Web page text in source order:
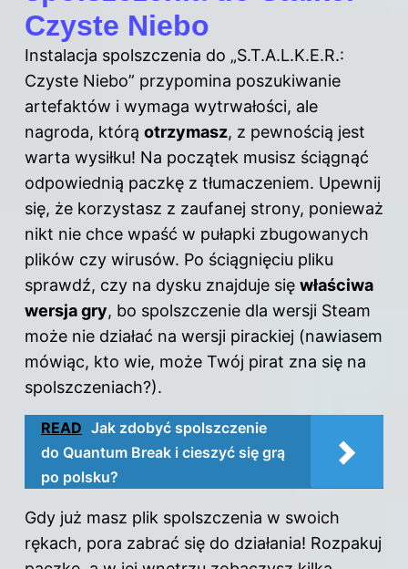
Czyste Niebo
Instalacja spolszczenia do „S.T.A.L.K.E.R.:
Czyste Niebo” przypomina poszukiwanie
artefaktów i wymaga wytrwałości, ale
nagroda, którą otrzymasz, z pewnością jest
warta wysiłku! Na początek musisz ściągnąć
odpowiednią paczkę z tłumaczeniem. Upewnij
się, że korzystasz z zaufanej strony, ponieważ
nikt nie chce wpaść w pułapki zbugowanych
plików czy wirusów. Po ściągnięciu pliku
sprawdź, czy na dysku znajduje się właściwa
wersja gry, bo spolszczenie dla wersji Steam
może nie działać na wersji pirackiej (nawiasem
mówiąc, kto wie, może Twój pirat zna się na
spolszczeniach?).
READ Jak zdobyć spolszczenie
do Quantum Break i cieszyć się grą
po polsku?
Gdy już masz plik spolszczenia w swoich
rękach, pora zabrać się do działania! Rozpakuj